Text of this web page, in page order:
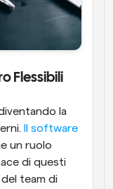
Flessibili
la
Il software
un ruolo
di questi
team di